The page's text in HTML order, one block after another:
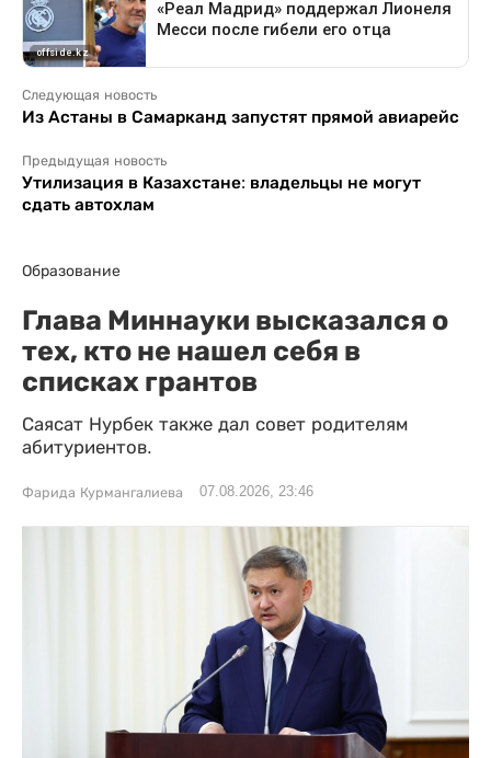
Следующая новость
Из Астаны в Самарканд запустят прямой авиарейс
Предыдущая новость
Утилизация в Казахстане: владельцы не могут
сдать автохлам
Образование
Глава Миннауки высказался о
тех, кто не нашел себя в
списках грантов
Саясат Нурбек также дал совет родителям
абитуриентов.
Фарида Курмангалиева 07.08.2026, 23:46